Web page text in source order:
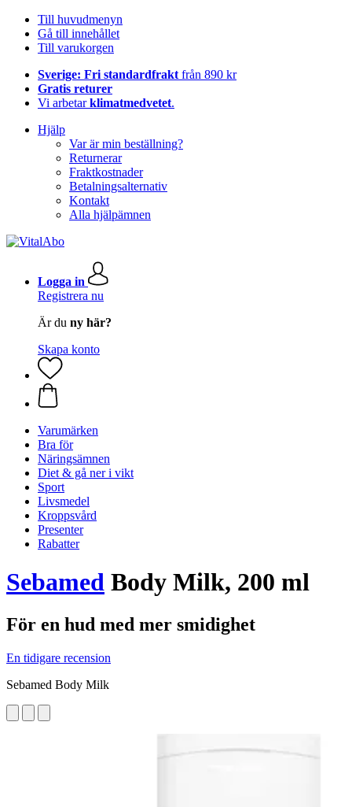
Till huvudmenyn
Gå till innehållet
Till varukorgen
Sverige: Fri standardfrakt från 890 kr
Gratis returer
Vi arbetarklimatmedvetet.
Hjälp
Var är min beställning?
Returnerar
Fraktkostnader
Betalningsalternativ
Kontakt
Alla hjälpämnen
Logga in
Registrera nu
Är du ny här?
Skapa konto
Varumärken
Bra för
Näringsämnen
Diet & gå ner i vikt
Sport
Livsmedel
Kroppsvård
Presenter
Rabatter
Sebamed Body Milk, 200 ml
För en hud med mer smidighet
En tidigare recension
Sebamed Body Milk